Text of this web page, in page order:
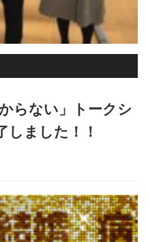
らない」トークシ
しました！！